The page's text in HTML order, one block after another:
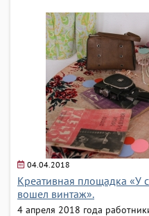
04.04.2018
Креативная площадка «У
вошел винтаж».
4 апреля 2018 года